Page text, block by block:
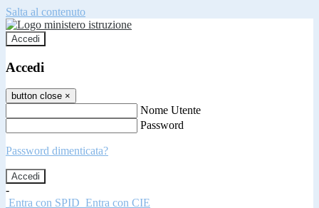
Salta al contenuto
Accedi
Accedi
button close ×
Nome Utente
Password
Password dimenticata?
-
Entra con SPID Entra con CIE